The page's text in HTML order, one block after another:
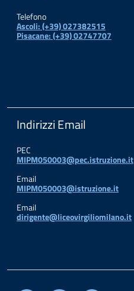
Telefono
Ascoli: (+39) 027382515
Pisacane: (+39) 02747707
Indirizzi Email
PEC
MIPM050003@pec.istruzione.it
Email
MIPM050003@istruzione.it
Email
dirigente@liceovirgiliomilano.it